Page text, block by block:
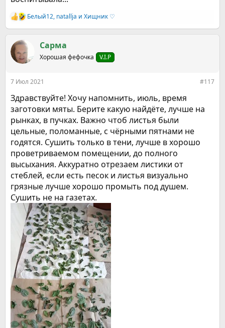
Р
е
к
ц
и
Белый12, natallja и Хищник ♡
Сарма
Хорошая фефочка V.I.P
7 Июл 2021 #117
Здравствуйте! Хочу напомнить, июль, время
заготовки мяты. Берите какую найдёте, лучше на
рынках, в пучках. Важно чтоб листья были
цельные, поломанные, с чёрными пятнами не
годятся. Сушить только в тени, лучше в хорошо
проветриваемом помещении, до полного
высыхания. Аккуратно отрезаем листики от
стеблей, если есть песок и листья визуально
грязные лучше хорошо промыть под душем.
Сушить не на газетах.